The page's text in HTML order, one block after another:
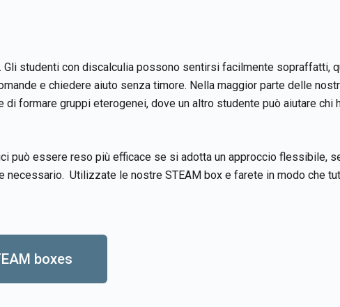
studenti con discalculia possono sentirsi facilmente sopraffatti,
e chiedere aiuto senza timore. Nella maggior parte delle
formare gruppi eterogenei, dove un altro studente può aiutare chi
può essere reso più efficace se si adotta un approccio flessibile,
Utilizzate le nostre STEAM box e farete in modo che
boxes